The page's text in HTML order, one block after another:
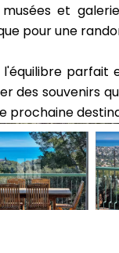
et
pour une
parfait
des souvenirs
prochaine